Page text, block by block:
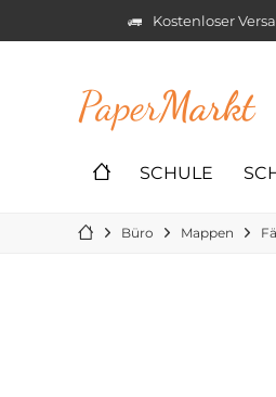
Kostenloser
PaperMarkt
SCHULE
Büro Mappen